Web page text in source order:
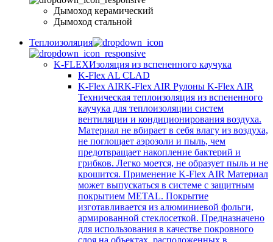
Дымоход керамический
Дымоход стальной
Теплоизоляция
K-FLEXИзоляция из вспененного каучука
K-Flex AL CLAD
K-Flex AIRK-Flex AIR Рулоны K-Flex AIR
Техническая теплоизоляция из вспененного
каучука для теплоизоляции систем
вентиляции и кондиционирования воздуха.
Материал не вбирает в себя влагу из воздуха,
не поглощает аэрозоли и пыль, чем
предотвращает накопление бактерий и
грибков. Легко моется, не образует пыль и не
крошится. Применение K-Flex AIR Материал
может выпускаться в системе c защитным
покрытием METAL. Покрытие
изготавливается из алюминиевой фольги,
армированной стеклосеткой. Предназначено
для использования в качестве покровного
слоя на объектах, расположенных в